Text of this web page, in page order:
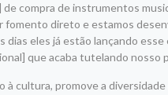
compra de instrumentos
direto e estamos
eles já estão lançando
que acaba tutelando nosso
à cultura, promove a